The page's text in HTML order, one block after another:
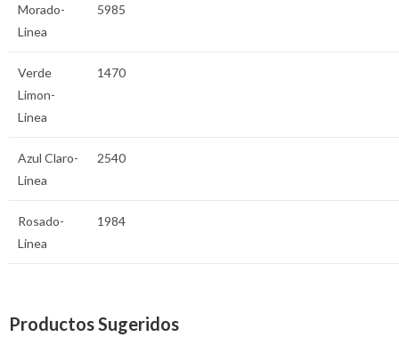
Morado-
Linea
5985
Verde
Limon-
Linea
1470
Azul Claro-
Linea
2540
Rosado-
Linea
1984
Productos Sugeridos